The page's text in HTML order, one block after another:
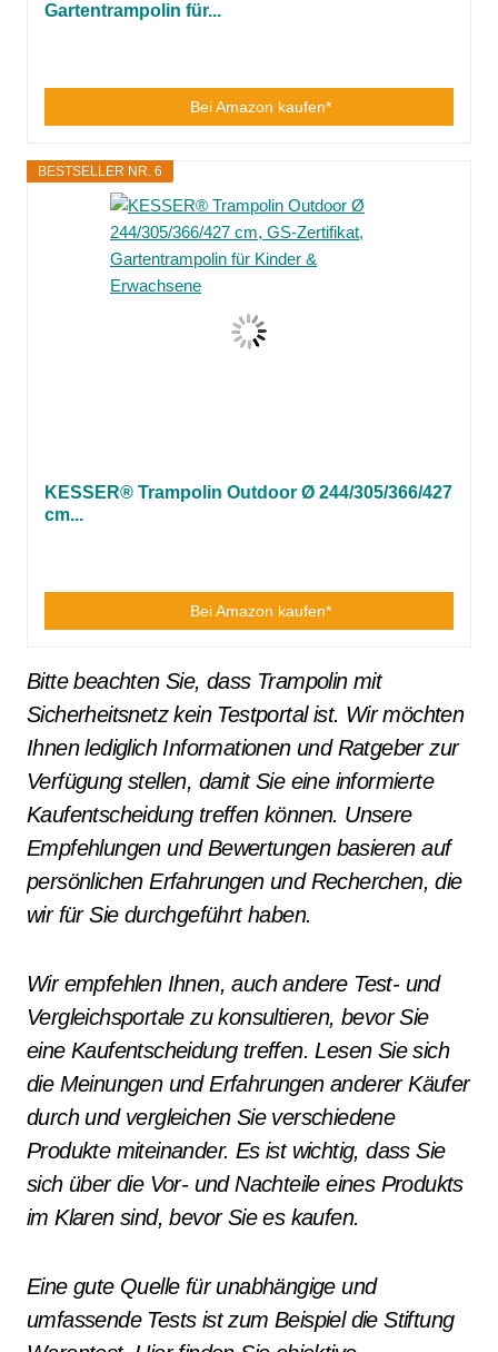
Gartentrampolin für...
Bei Amazon kaufen*
BESTSELLER NR. 6
KESSER® Trampolin Outdoor Ø 244/305/366/427
cm...
Bei Amazon kaufen*
Bitte beachten Sie, dass Trampolin mit
Sicherheitsnetz kein Testportal ist. Wir möchten
Ihnen lediglich Informationen und Ratgeber zur
Verfügung stellen, damit Sie eine informierte
Kaufentscheidung treffen können. Unsere
Empfehlungen und Bewertungen basieren auf
persönlichen Erfahrungen und Recherchen, die
wir für Sie durchgeführt haben.
Wir empfehlen Ihnen, auch andere Test- und
Vergleichsportale zu konsultieren, bevor Sie
eine Kaufentscheidung treffen. Lesen Sie sich
die Meinungen und Erfahrungen anderer Käufer
durch und vergleichen Sie verschiedene
Produkte miteinander. Es ist wichtig, dass Sie
sich über die Vor- und Nachteile eines Produkts
im Klaren sind, bevor Sie es kaufen.
Eine gute Quelle für unabhängige und
umfassende Tests ist zum Beispiel die Stiftung